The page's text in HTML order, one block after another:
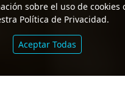
sobre el uso de cookies
Política de Privacidad.
Aceptar Todas